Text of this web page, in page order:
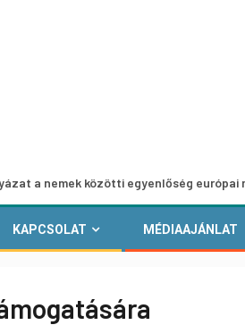
közötti egyenlőség európai
KAPCSOLAT MÉDIAAJÁNLAT